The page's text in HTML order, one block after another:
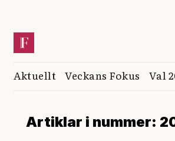
Aktuellt Veckans Fokus Val
Artiklar i nummer: